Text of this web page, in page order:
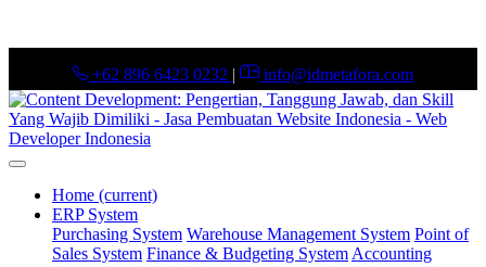
+62 896 6423 0232 | info@idmetafora.com
Home (current)
ERP System
Purchasing System Warehouse Management System Point of
Sales System Finance & Budgeting System Accounting